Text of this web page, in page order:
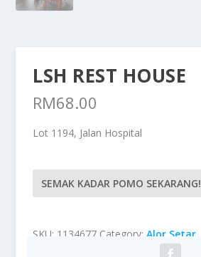
LSH REST HOUSE
RM68.00
Lot 1194, Jalan Hospital
SEMAK KADAR POMO SEKARANG!
SKU: 1134677 Category: Alor Setar